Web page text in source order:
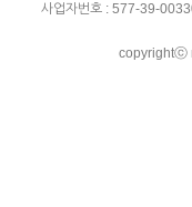
사업자번호 : 577-39-
copyrightⓒ